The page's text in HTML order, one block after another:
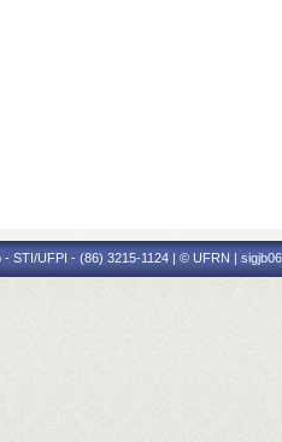
STI/UFPI - (86) 3215-1124 | © UFRN |